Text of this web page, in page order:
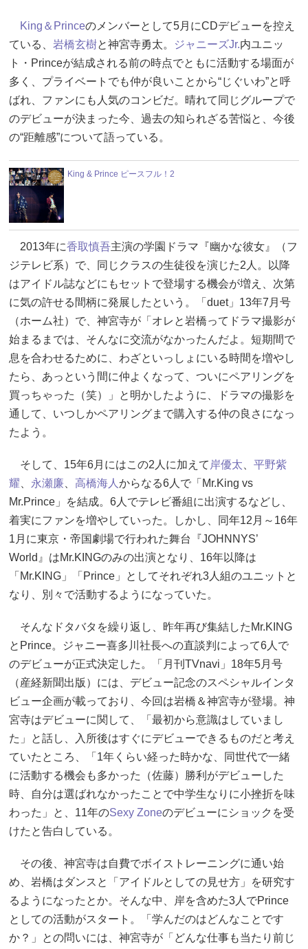
King＆Princeのメンバーとして5月にCDデビューを控え
ている、 岩橋玄樹と神宮寺勇太。 ジャニーズJr.内ユニッ
ト・Princeが結成される前の時点でともに活動する場面が
多く、プライベートでも仲が良いことから“じぐいわ”と呼
ばれ、ファンにも人気のコンビだ。晴れて同じグループで
のデビューが決まった今、過去の知られざる苦悩と、今後
の“距離感”について語っている。
King & Prince ピースフル！2
2013年に香取慎吾主演の学園ドラマ『幽かな彼女』（フ
ジテレビ系）で、同じクラスの生徒役を演じた2人。以降
はアイドル誌などにもセットで登場する機会が増え、次第
に気の許せる間柄に発展したという。「duet」13年7月号
（ホーム社）で、神宮寺が「オレと岩橋ってドラマ撮影が
始まるまでは、そんなに交流がなかったんだよ。短期間で
息を合わせるために、わざといっしょにいる時間を増やし
たら、あっという間に仲よくなって、ついにペアリングを
買っちゃった（笑）」と明かしたように、ドラマの撮影を
通して、いつしかペアリングまで購入する仲の良さになっ
たよう。
そして、15年6月にはこの2人に加えて 岸優太
平野紫
耀
永瀬廉 高橋海人 からなる6人で「Mr.King vs
Mr.Prince」を結成。6人でテレビ番組に出演するなどし、
着実にファンを増やしていった。しかし、同年12月～16年
1月に東京・帝国劇場で行われた舞台『JOHNNYS’
World』はMr.KINGのみの出演となり、16年以降は
「Mr.KING」「Prince」としてそれぞれ3人組のユニットと
なり、別々で活動するようになっていた。
そんなドタバタを繰り返し、昨年再び集結したMr.KING
とPrince。ジャニー喜多川社長への直談判によって6人で
のデビューが正式決定した。「月刊TVnavi」18年5月号
（産経新聞出版）には、デビュー記念のスペシャルインタ
ビュー企画が載っており、今回は岩橋＆神宮寺が登場。神
宮寺はデビューに関して、「最初から意識はしていまし
た」と話し、入所後はすぐにデビューできるものだと考え
ていたところ、「1年くらい経った時かな、同世代で一緒
に活動する機会も多かった（佐藤）勝利がデビューした
時、自分は選ばれなかったことで中学生なりに小挫折を味
わった」と、11年のSexy Zoneのデビューにショックを受
けたと告白している。
その後、神宮寺は自費でボイストレーニングに通い始
め、岩橋はダンスと「アイドルとしての見せ方」を研究す
るようになったとか。そんな中、岸を含めた3人でPrince
としての活動がスタート。「学んだのはどんなことです
か？」との問いには、神宮寺が「どんな仕事も当たり前じ